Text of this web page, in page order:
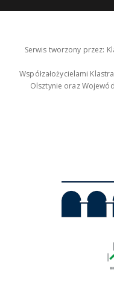
Serwis tworzony przez:
Współzałożycielami
Olsztynie oraz